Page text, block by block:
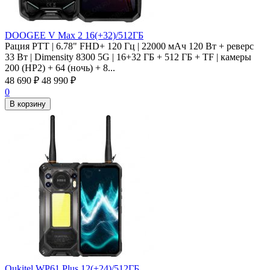
DOOGEE V Max 2 16(+32)/512ГБ
Рация PTT | 6.78" FHD+ 120 Гц | 22000 мАч 120 Вт + реверс
33 Вт | Dimensity 8300 5G | 16+32 ГБ + 512 ГБ + TF | камеры
200 (HP2) + 64 (ночь) + 8...
48 690 ₽ 48 990 ₽
0
В корзину